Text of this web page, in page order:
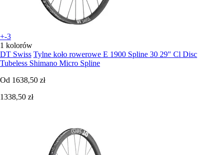
+-3
1 kolorów
DT Swiss Tylne koło rowerowe E 1900 Spline 30 29" Cl Disc
Tubeless Shimano Micro Spline
Od 1638,50 zł
1338,50 zł